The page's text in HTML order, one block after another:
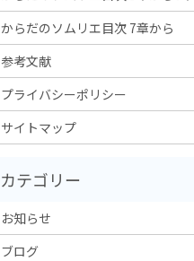
からだのソムリエ目次 7章から
参考文献
プライバシーポリシー
サイトマップ
お知らせ
ブログ